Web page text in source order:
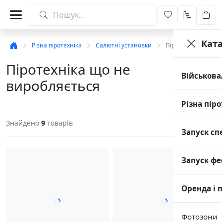
Різна
Запуск
Запуск
Оренда і
Фотозони
Різна піротехніка Салютні установки Піротехніка що не
Піротехніка що не
виробляється
Знайдено 9 товарів